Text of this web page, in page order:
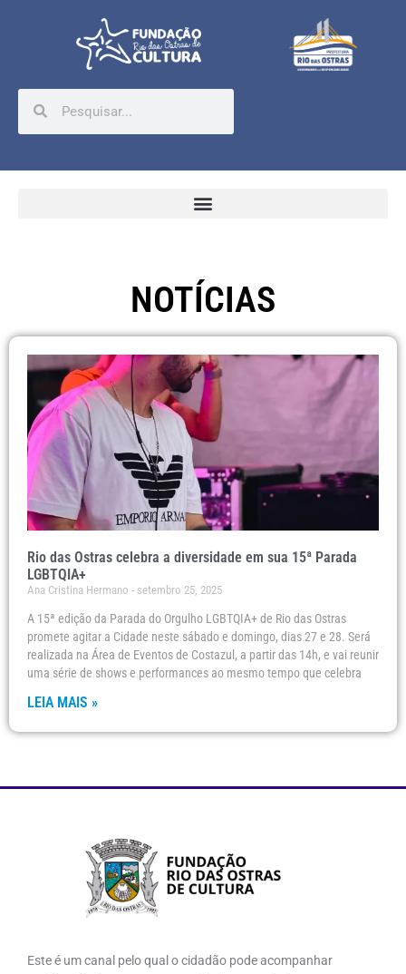
NOTÍCIAS
Rio das Ostras celebra a diversidade em sua 15ª Parada
LGBTQIA+
Ana Cristina Hermano setembro 25, 2025
A 15ª edição da Parada do Orgulho LGBTQIA+ de Rio das Ostras
promete agitar a Cidade neste sábado e domingo, dias 27 e 28. Será
realizada na Área de Eventos de Costazul, a partir das 14h, e vai reunir
uma série de shows e performances ao mesmo tempo que celebra
LEIA MAIS »
Este é um canal pelo qual o cidadão pode acompanhar